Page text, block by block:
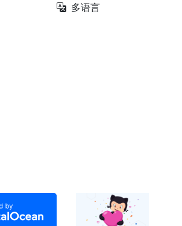
多语言